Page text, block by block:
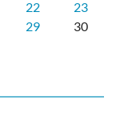
22
23
29
30